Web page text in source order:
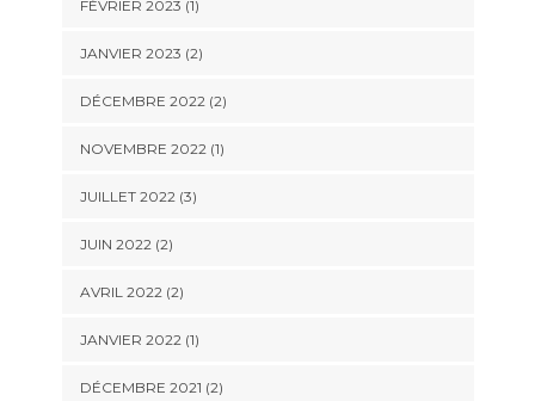
FÉVRIER 2023 (1)
JANVIER 2023 (2)
DÉCEMBRE 2022(2)
NOVEMBRE 2022(1)
JUILLET 2022(3)
JUIN 2022(2)
AVRIL 2022(2)
JANVIER 2022(1)
DÉCEMBRE 2021 (2)